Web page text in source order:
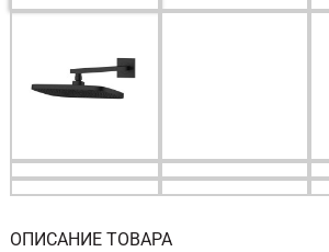
ОПИСАНИЕ ТОВАРА